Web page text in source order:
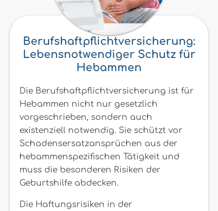
Berufshaftpflichtversicherung:
Lebensnotwendiger Schutz für
Hebammen
Die Berufshaftpflichtversicherung ist für
Hebammen nicht nur gesetzlich
vorgeschrieben, sondern auch
existenziell notwendig. Sie schützt vor
Schadensersatzansprüchen aus der
hebammenspezifischen Tätigkeit und
muss die besonderen Risiken der
Geburtshilfe abdecken.
Die Haftungsrisiken in der